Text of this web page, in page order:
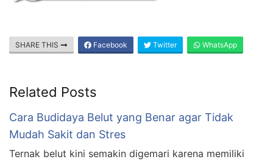
SHARE THIS Facebook Twitter WhatsApp
Related Posts
Cara Budidaya Belut yang Benar agar Tidak
Mudah Sakit dan Stres
Ternak belut kini semakin digemari karena memiliki